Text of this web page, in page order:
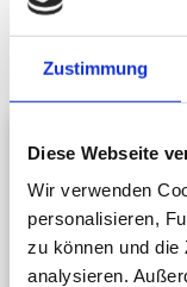
Zustimmung
Diese Webseite
Wir verwenden
personalisieren,
zu können und die
analysieren.
Gurken
Unser
Freilandgurke-
Freiland-